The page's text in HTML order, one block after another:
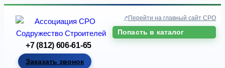
Перейти на главный сайт СРО
Попасть в каталог
+7 (812) 606-61-65
Заказать звонок